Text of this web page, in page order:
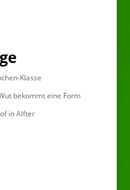
Klasse
bekommt eine Form
in Alfter